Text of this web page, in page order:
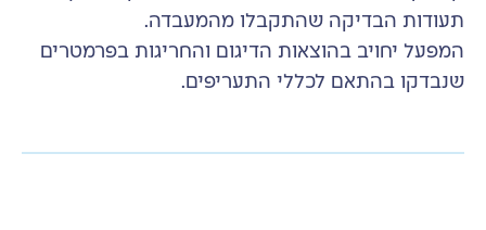
תעודות הבדיקה שהתקבלו מהמעבדה.
המפעל יחויב בהוצאות הדיגום והחריגות בפרמטרים
שנבדקו בהתאם לכללי התעריפים.